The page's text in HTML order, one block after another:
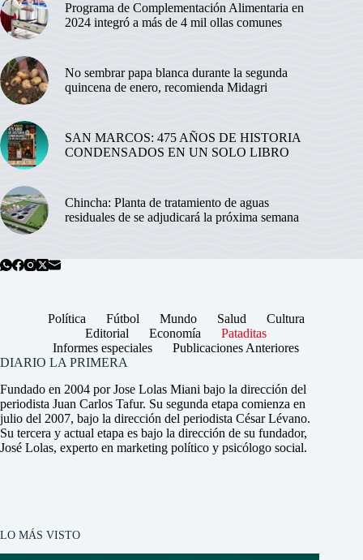
Programa de Complementación Alimentaria en
2024 integró a más de 4 mil ollas comunes
No sembrar papa blanca durante la segunda
quincena de enero, recomienda Midagri
SAN MARCOS: 475 AÑOS DE HISTORIA
CONDENSADOS EN UN SOLO LIBRO
Chincha: Planta de tratamiento de aguas
residuales de se adjudicará la próxima semana
Política Fútbol Mundo Salud
Cultura
Editorial
Economía
Pataditas
Informes especiales
Publicaciones Anteriores
DIARIO LA PRIMERA
Fundado en 2004 por Jose Lolas Miani bajo la dirección del
periodista Juan Carlos Tafur. Su segunda etapa comienza en
julio del 2007, bajo la dirección del periodista César Lévano.
Su tercera y actual etapa es bajo la dirección de su fundador,
José Lolas, experto en marketing político y psicólogo social.
LO MÁS VISTO